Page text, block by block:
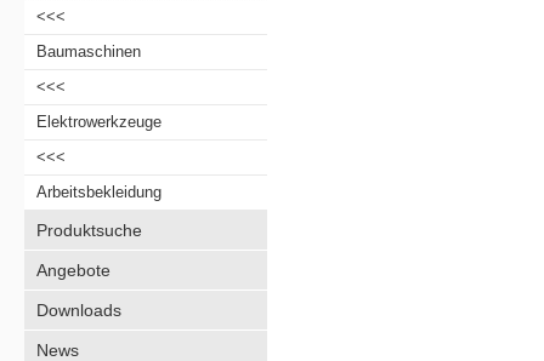
<<<
Baumaschinen
<<<
Elektrowerkzeuge
<<<
Arbeitsbekleidung
Produktsuche
Angebote
Downloads
News